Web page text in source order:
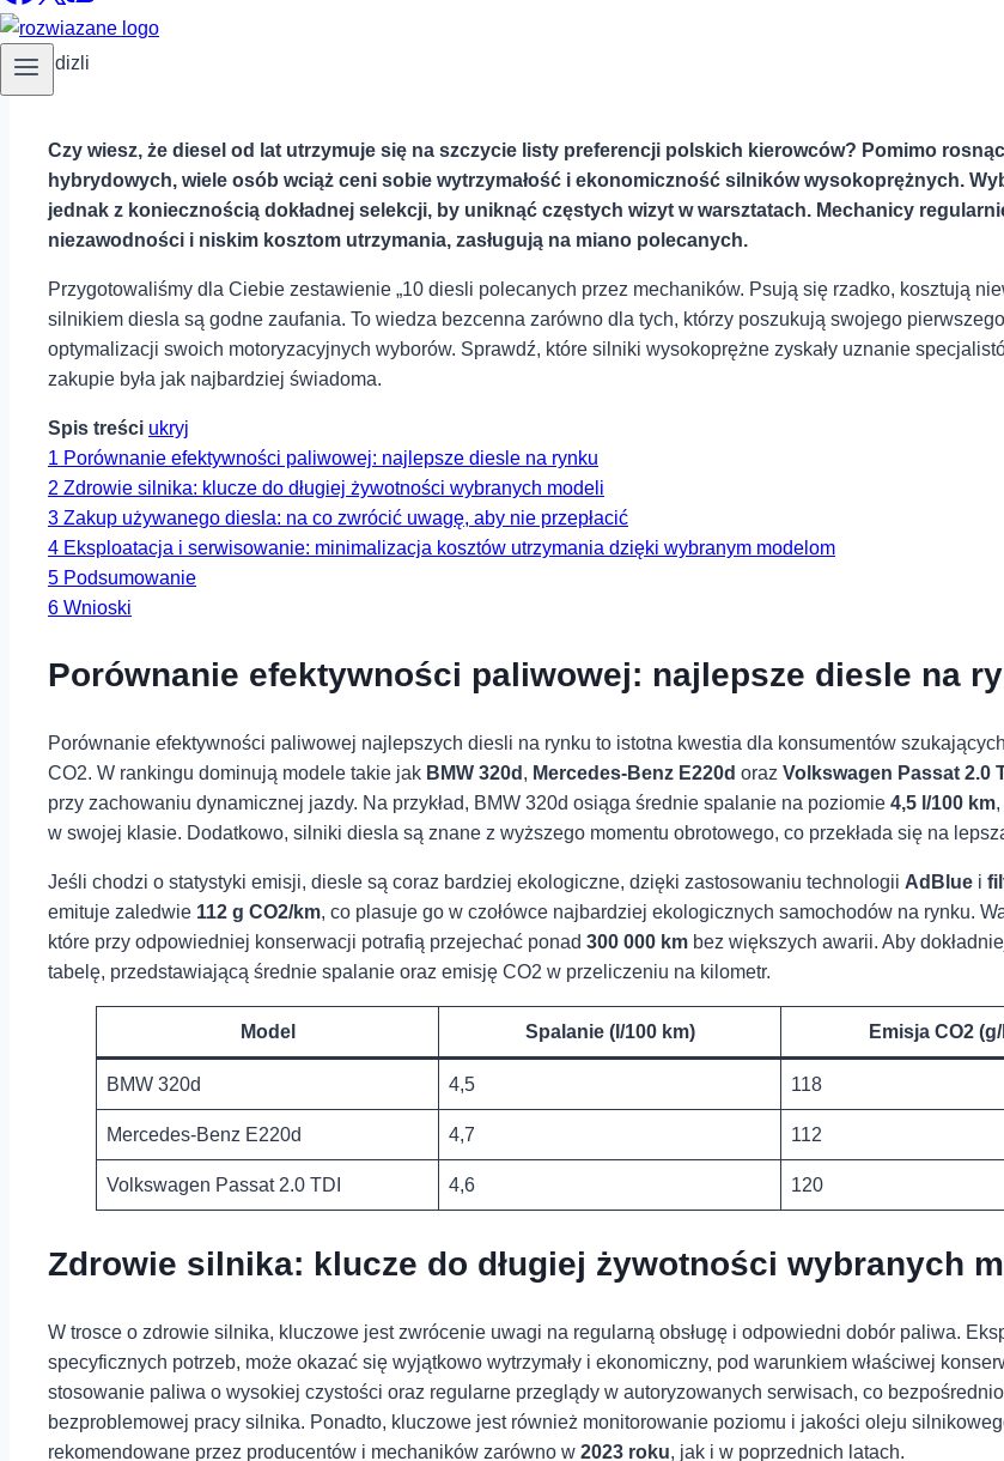
Czy wiesz, że diesel od ⁣lat utrzymuje się na ⁢szczycie⁣ listy preferencji polskich kierowców? Pomimo
hybrydowych,‍ wiele osób wciąż ⁤ceni sobie wytrzymałość i⁣ ekonomiczność ⁣silników wysokoprężnych.⁣
jednak z koniecznością dokładnej selekcji, by uniknąć częstych wizyt w warsztatach. Mechanicy
niezawodności ⁣i niskim kosztom utrzymania, zasługują‍ na miano polecanych.
Przygotowaliśmy dla Ciebie zestawienie „10 diesli polecanych przez mechaników. Psują się ⁤rzadko, kosztują
silnikiem diesla są godne zaufania. To wiedza bezcenna zarówno dla tych, którzy poszukują swojego
optymalizacji swoich ⁢motoryzacyjnych wyborów. Sprawdź, które silniki wysokoprężne zyskały uznanie
zakupie była jak⁢ najbardziej świadoma.
Spis treści ukryj
1 Porównanie efektywności paliwowej: najlepsze diesle na rynku
2 Zdrowie silnika: klucze do⁣ długiej‍ żywotności wybranych modeli
3 Zakup używanego diesla: na co zwrócić uwagę, aby⁢ nie przepłacić
4 Eksploatacja i⁣ serwisowanie: minimalizacja kosztów utrzymania dzięki ⁢wybranym modelom
5 Podsumowanie
6 Wnioski
Porównanie efektywności paliwowej: najlepsze diesle na
Porównanie efektywności paliwowej najlepszych diesli na rynku to istotna kwestia dla konsumentów
CO2. W rankingu dominują modele takie jak BMW 320d , Mercedes-Benz E220d oraz Volkswagen Passat 2.0
przy zachowaniu dynamicznej jazdy. Na przykład, BMW 320d osiąga średnie spalanie na poziomie 4,5 l/100 km
w swojej klasie. Dodatkowo, silniki diesla są znane z wyższego momentu obrotowego, co przekłada się na
Jeśli chodzi o statystyki emisji, diesle są coraz bardziej ekologiczne, dzięki zastosowaniu technologii AdBlue i
emituje zaledwie 112 g CO2/km, co plasuje go w czołówce najbardziej ekologicznych samochodów na rynku.
które przy odpowiedniej konserwacji potrafią przejechać ponad 300 000 km bez większych awarii. Aby
tabelę, przedstawiającą średnie spalanie oraz emisję CO2 w przeliczeniu na kilometr.
Model Spalanie (l/100 km) Emisja CO2
BMW 320d 4,5 118
Mercedes-Benz E220d 4,7 112
Volkswagen Passat 2.0 TDI 4,6 120
Zdrowie silnika: klucze do⁣ długiej‍ żywotności wybranych
W trosce o zdrowie⁢ silnika, kluczowe jest zwrócenie uwagi⁣ na regularną obsługę‍ i odpowiedni ⁣dobór paliwa.
specyficznych potrzeb, może okazać się ⁤wyjątkowo wytrzymały i ekonomiczny,⁢ pod warunkiem właściwej
⁣stosowanie paliwa‍ o wysokiej czystości oraz regularne⁤ przeglądy⁢ w autoryzowanych serwisach, co
bezproblemowej pracy silnika. Ponadto, kluczowe jest również monitorowanie poziomu i jakości oleju
rekomendowane przez producentów i mechaników zarówno ‍w 2023 roku, jak⁣ i w poprzednich latach.